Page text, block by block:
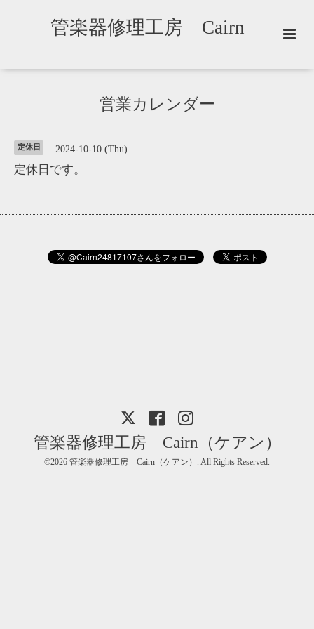
管楽器修理工房 Cairn
営業カレンダー
定休日 2024-10-10 (Thu)
定休日です。
管楽器修理工房 Cairn（ケアン）
©2026 管楽器修理工房 Cairn（ケアン） . All Rights Reserved.